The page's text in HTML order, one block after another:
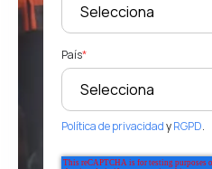
País*
Política de privacidadyRGPD.